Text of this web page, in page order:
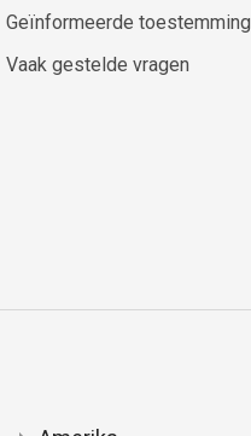
Geïnformeerde toestemming
Vaak gestelde vragen